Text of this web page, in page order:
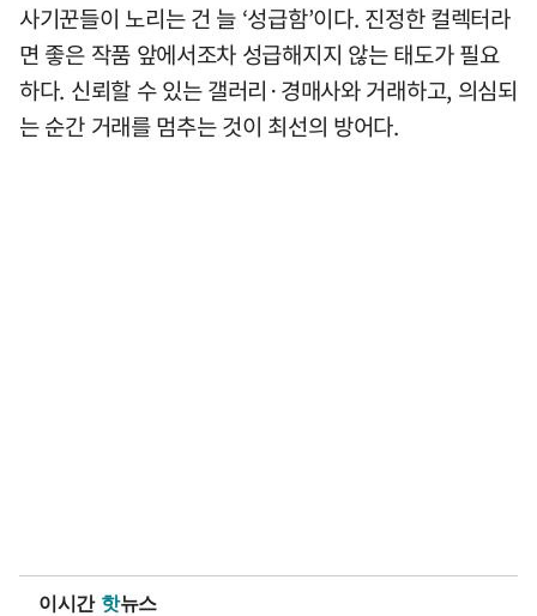
사기꾼들이 노리는 건 늘 ‘성급함’이다. 진정한 컬렉터라
면 좋은 작품 앞에서조차 성급해지지 않는 태도가 필요
하다. 신뢰할 수 있는 갤러리·경매사와 거래하고, 의심되
는 순간 거래를 멈추는 것이 최선의 방어다.
이시간 핫뉴스